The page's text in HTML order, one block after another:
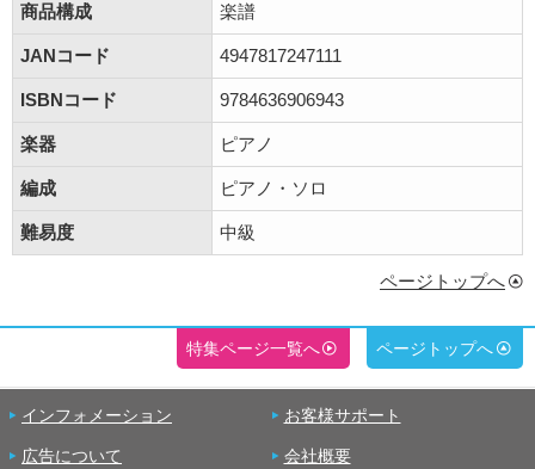
商品構成 楽譜
JANコード 4947817247111
ISBNコード 9784636906943
楽器 ピアノ
編成 ピアノ・ソロ
難易度 中級
ページトップへ
特集ページ一覧へ ページトップへ
インフォメーション お客様サポート
広告について 会社概要